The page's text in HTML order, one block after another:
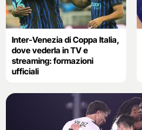
Inter-Venezia di Coppa Italia,
dove vederla in TV e
streaming: formazioni
ufficiali